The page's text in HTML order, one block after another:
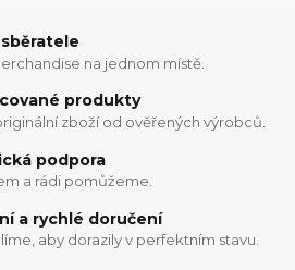
na jednom místě.
produkty
zboží od ověřených výrobců.
podpora
a rádi pomůžeme.
a rychlé doručení
aby dorazily v perfektním stavu.